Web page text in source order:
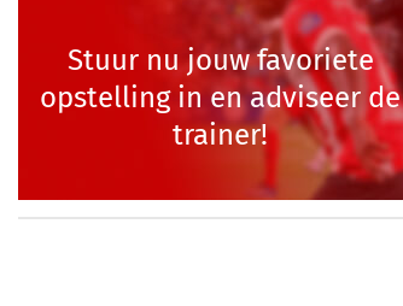
Stuur nu jouw favoriete
opstelling in en adviseer de
trainer!